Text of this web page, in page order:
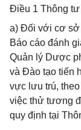
Điều 1 Thông tư
a) Đối với cơ sở
Báo cáo đánh
Quản lý Dược
và Đào tạo tiến
vực lưu trú,
việc thử tương
quy định tại